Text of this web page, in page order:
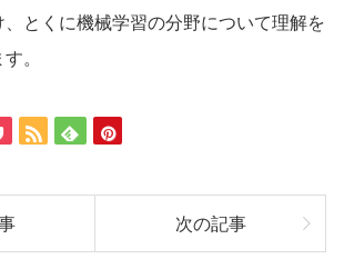
とくに機械学習の分野について理解を
。
次の記事